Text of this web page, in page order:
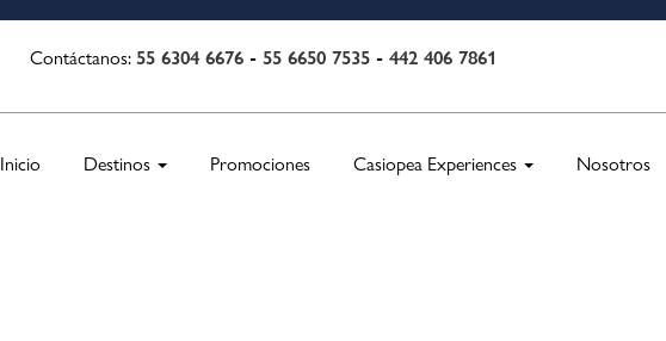
Contáctanos: 55 6304 6676- 55 6650 7535- 442 406 7861
Inicio Destinos Promociones Casiopea Experiences Nosotros